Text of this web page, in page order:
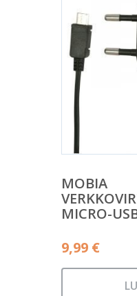
MOBIA
MICRO-
9,99 €